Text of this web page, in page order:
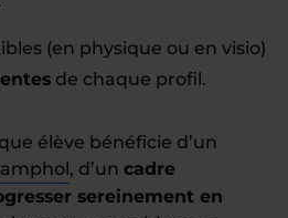
(en physique ou en visio)
de chaque profil.
élève bénéficie d’un
, d’un cadre
sereinement en